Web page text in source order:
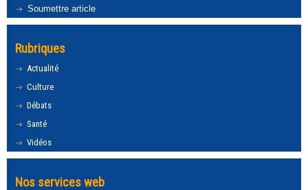
Soumettre article
Rubriques
Actualité
Culture
Débats
Santé
Vidéos
Nos services web